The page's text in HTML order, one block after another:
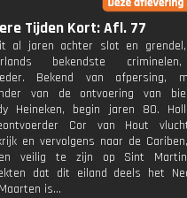
Tijden Kort: Afl. 77
al jaren achter slot en
bekendste
Bekend van afpersing,
van de ontvoering van
Heineken, begin jaren 80.
Cor van Hout
en vervolgens naar de
veilig te zijn op Sint
dat dit eiland deels het
is...